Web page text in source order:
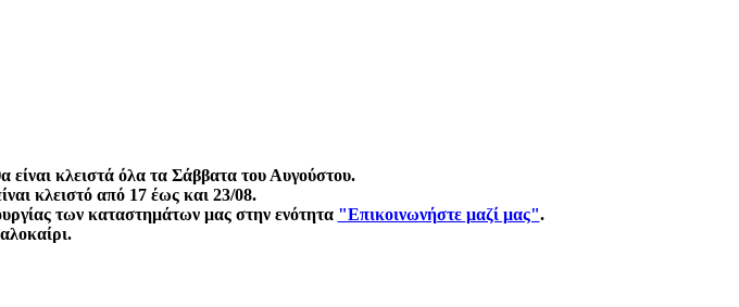
κλειστά όλα τα Σάββατα του Αυγούστου.
κλειστό από 17 έως και 23/08.
των καταστημάτων μας στην ενότητα "Επικοινωνήστε μαζί μας".